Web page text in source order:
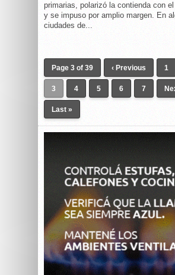
primarias, polarizó la contienda con
y se impuso por amplio margen. En
ciudades de...
Page 3 of 39 ‹ Previous 1
3 4 5 6 7
Last »